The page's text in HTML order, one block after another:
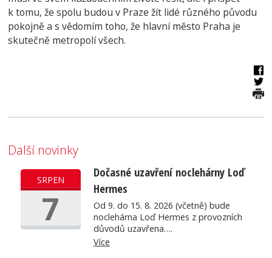
k tomu, že spolu budou v Praze žít lidé různého původu
pokojně a s vědomím toho, že hlavní město Praha je
skutečně metropolí všech.
Další novinky
SRPEN
7
Dočasné uzavření noclehárny Loď
Hermes
Od 9. do 15. 8. 2026 (včetně) bude
noclehárna Loď Hermes z provozních
důvodů uzavřena….
Více